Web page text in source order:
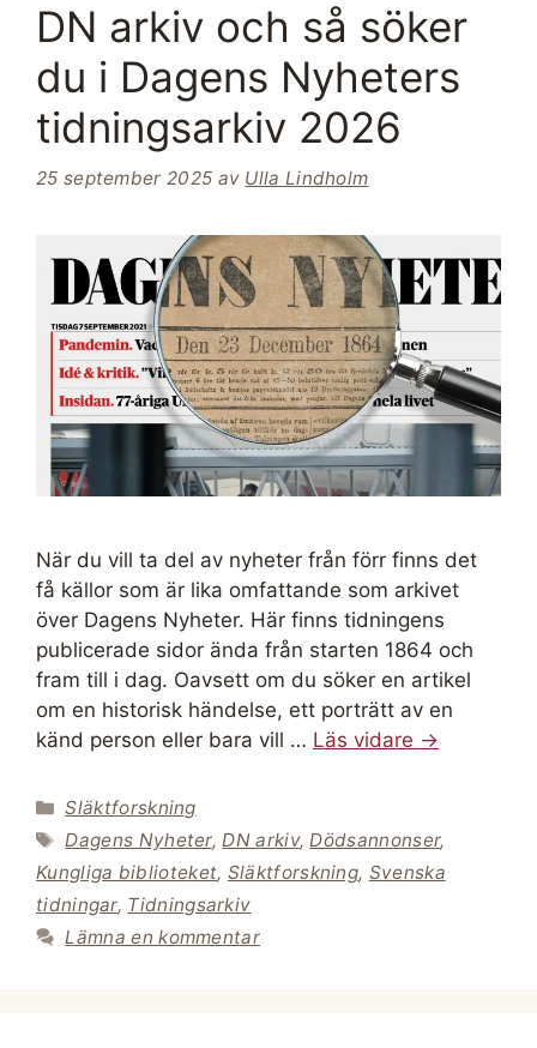
DN arkiv och så söker
du i Dagens Nyheters
tidningsarkiv 2026
25 september 2025 av Ulla Lindholm
När du vill ta del av nyheter från förr finns det
få källor som är lika omfattande som arkivet
över Dagens Nyheter. Här finns tidningens
publicerade sidor ända från starten 1864 och
fram till i dag. Oavsett om du söker en artikel
om en historisk händelse, ett porträtt av en
känd person eller bara vill … Läs vidare →
Kategorier
Släktforskning
Etiketter
Dagens Nyheter,DN arkiv,Dödsannonser,
Kungliga biblioteket, Släktforskning, Svenska
tidningar, Tidningsarkiv
Lämna en kommentar